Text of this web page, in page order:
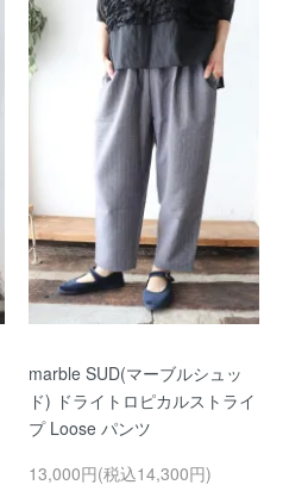
marble SUD(マーブルシュッ
ド) ドライトロピカルストライ
プ Loose パンツ
13,000円(税込14,300円)